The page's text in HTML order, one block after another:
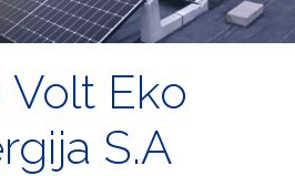
Volt Eko
S.A